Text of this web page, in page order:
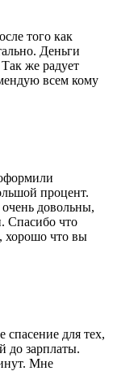
того как
Деньги
же радует
всем кому
процент.
довольны,
Спасибо что
хорошо что вы
для тех,
до зарплаты.
Мне